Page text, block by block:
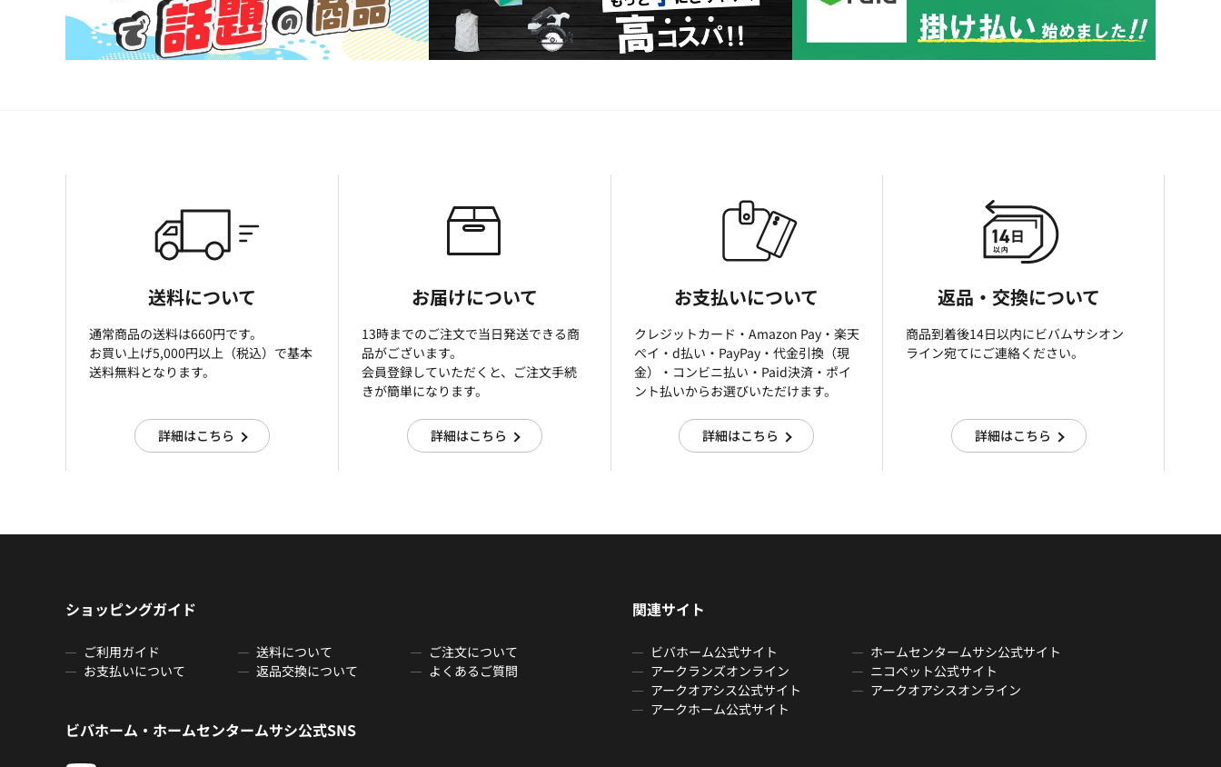
送料について
通常商品の送料は660円です。
お買い上げ5,000円以上（税込）で基本
送料無料となります。
詳細はこちら
お届けについて
13時までのご注文で当日発送できる商
品がございます。
会員登録していただくと、ご注文手続
きが簡単になります。
詳細はこちら
お支払いについて
クレジットカード・Amazon Pay・楽天
ぺイ・d払い・PayPay・代金引換（現
金）・コンビニ払い・Paid決済・ポイ
ント払いからお選びいただけます。
詳細はこちら
返品・交換について
商品到着後14日以内にビバムサシオン
ライン宛てにご連絡ください。
詳細はこちら
ショッピングガイド
ご利用ガイド 送料について
ご注文について
お支払いについて
返品交換について よくあるご質問
関連サイト
ビバホーム公式サイト
ホームセンタームサシ公式サイト
アークランズオンライン
ニコペット公式サイト
アークオアシス公式サイト
アークオアシスオンライン
アークホーム公式サイト
ビバホーム・ホームセンタームサシ公式SNS